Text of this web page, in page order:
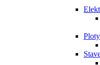
Ploty